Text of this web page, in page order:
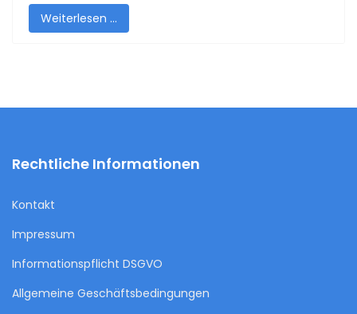
Weiterlesen …
Rechtliche Informationen
Kontakt
Impressum
Informationspflicht DSGVO
Allgemeine Geschäftsbedingungen